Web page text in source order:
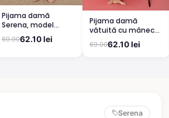
Pijama damă
Serena, model
leopard, mânecă
scurtă, pantaloni
69.0062.10 lei
Pijama damă
vătuită cu mânecă
lungă și pantaloni
lungi din bumbac,
69.0062.10 lei
Serena